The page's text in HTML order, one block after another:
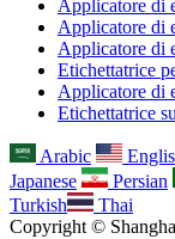
Applicatore di
Applicatore di
Applicatore di
Etichettatrice
Applicatore di
Etichettatrice
Arabic
Japanese
Persian
Turkish
Thai
Copyright ©